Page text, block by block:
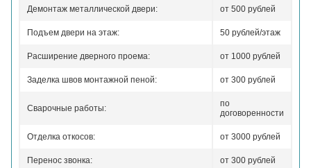
Демонтаж металлической двери: от 500 рублей
Подъем двери на этаж: 50 рублей/этаж
Расширение дверного проема: от 1000 рублей
Заделка швов монтажной пеной: от 300 рублей
Сварочные работы:
по
договоренности
Отделка откосов: от 3000 рублей
Перенос звонка: от 300 рублей